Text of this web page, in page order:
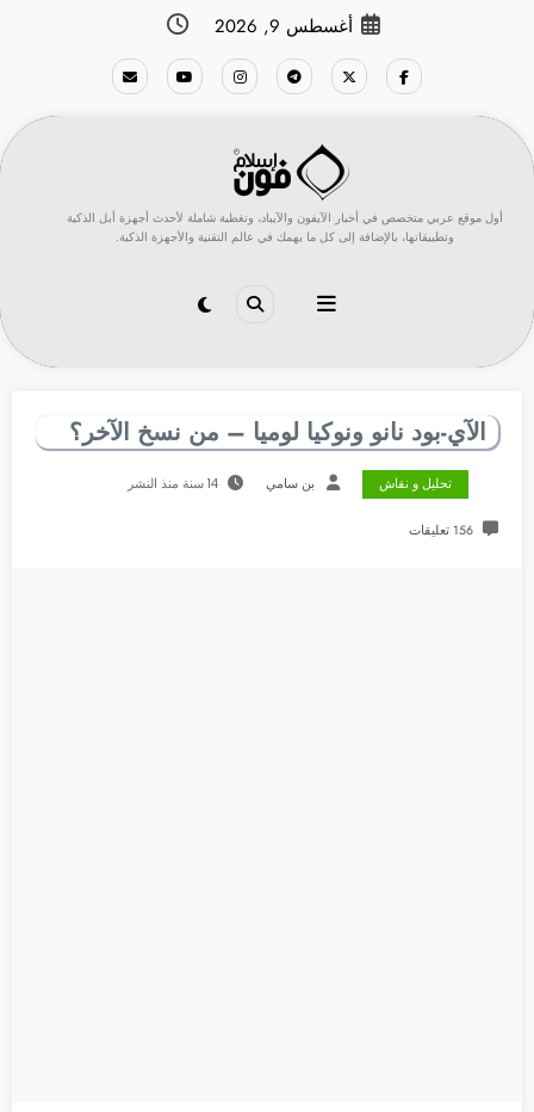
أغسطس 9, 2026
أول موقع عربي متخصص في أخبار الآيفون والآيباد، وتغطية شاملة لأحدث أجهزة أبل الذكية
وتطبيقاتها، بالإضافة إلى كل ما يهمك في عالم التقنية والأجهزة الذكية.
الآي-بود نانو ونوكيا لوميا – من نسخ الآخر؟
تحليل و نقاش بن سامي 14 سنة منذ النشر
156 تعليقات